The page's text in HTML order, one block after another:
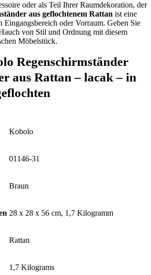
oder als Teil Ihrer Raumdekoration, der
aus geflochtenem Rattan ist eine
Eingangsbereich oder Vorraum. Geben Sie
von Stil und Ordnung mit diesem
Möbelstück.
Regenschirmständer
aus Rattan – lacak – in
‎Kobolo
‎01146-31
‎Braun
‎28 x 28 x 56 cm, 1,7 Kilogramm
‎Rattan
‎1,7 Kilograms